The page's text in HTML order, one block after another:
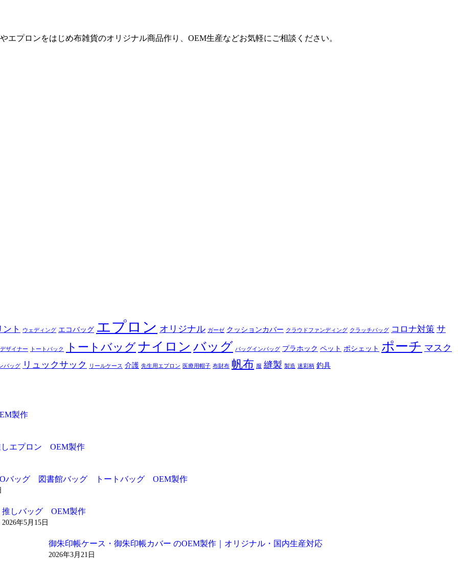
プロンをはじめ布雑貨のオリジナル商品作り、OEM生産などお気軽にご相談ください。
ト ウェディング エコバッグ エプロン オリジナル ガーゼ クッションカバー クラウドファンディング クラッチバッグ コロナ対策 サ
ザイナー トートバック トートバッグナイロン バッグ バッグインバッグ プラホック ペット ポシェット ポーチ マスク
バッグ リュックサック リールケース 介護 先生用エプロン 医療用帽子 布財布 帆布 服 縫製 製造 迷彩柄 釣具
製作
しエプロン OEM製作
バッグ 図書館バッグ トートバッグ OEM製作
推しバッグ OEM製作
2026年5月15日
御朱印帳ケース・御朱印帳カバー のOEM製作｜オリジナル・国内生産対応
2026年3月21日